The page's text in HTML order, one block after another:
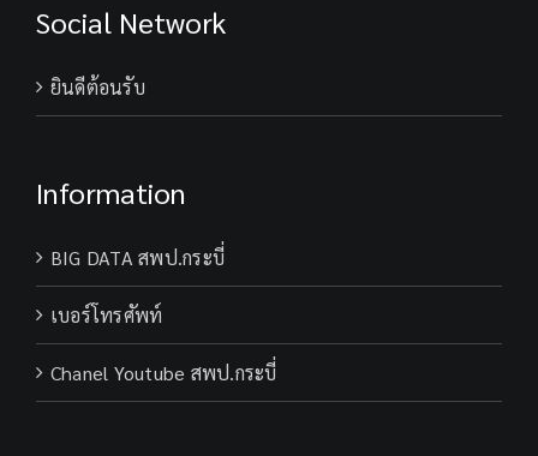
Social Network
ยินดีต้อนรับ
Information
BIG DATA สพป.กระบี่
เบอร์โทรศัพท์
Chanel Youtube สพป.กระบี่